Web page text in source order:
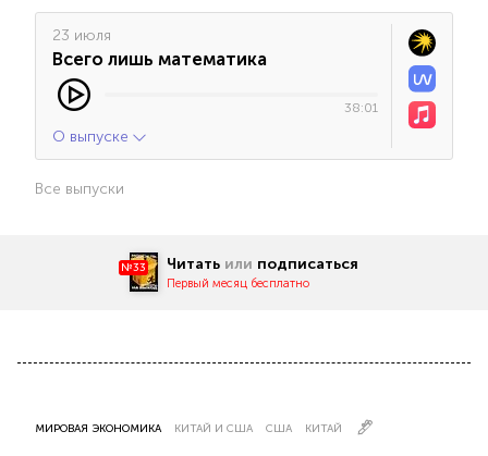
23 июля
Всего лишь математика
38:01
О выпуске
Все выпуски
№33 Читать или подписаться
Первый месяц бесплатно
МИРОВАЯ ЭКОНОМИКА КИТАЙ И США США КИТАЙ